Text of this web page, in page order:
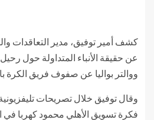
كشف أمير توفيق، مدير التعاقدات
عن حقيقة الأنباء المتداولة حول
ووالتر بواليا عن صفوف فريق الكرة
وقال توفيق خلال تصريحات
فكرة تسويق الأهلي محمود كهربا في